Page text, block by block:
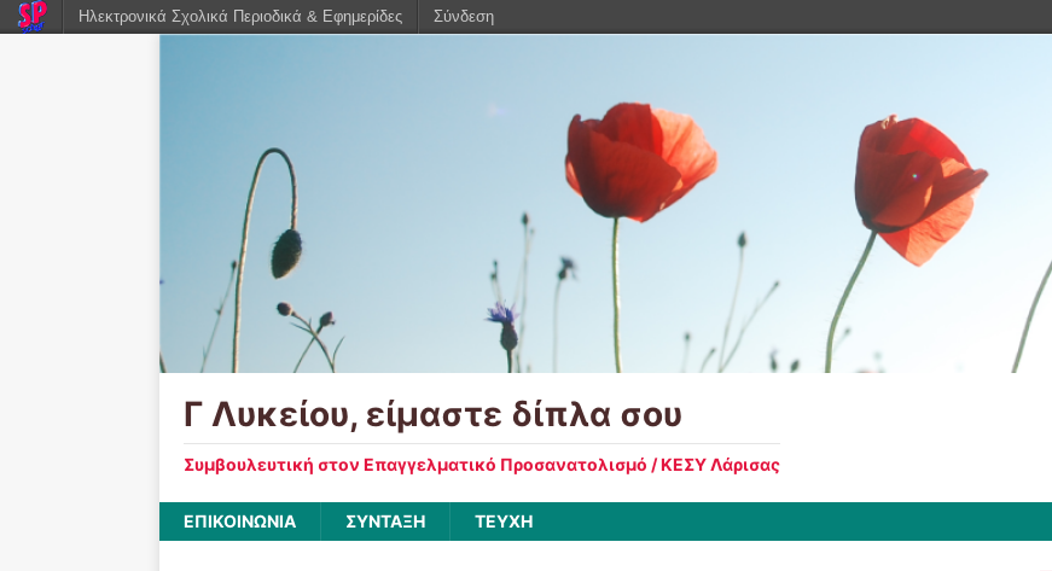
Γ Λυκείου, είμαστε δίπλα σου
Συμβουλευτική στον Επαγγελματικό Προσανατολισμό / ΚΕΣΥ Λάρισας
ΕΠΙΚΟΙΝΩΝΙΑ ΣΥΝΤΑΞΗ ΤΕΥΧΗ
Ηλεκτρονικά Σχολικά Περιοδικά & Εφημερίδες Σύνδεση